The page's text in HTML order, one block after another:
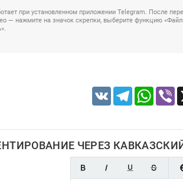
при установленном приложении Telegram. После
— нажмите на значок скрепки, выберите функцию
VK Telegram
ЧЕРЕЗ